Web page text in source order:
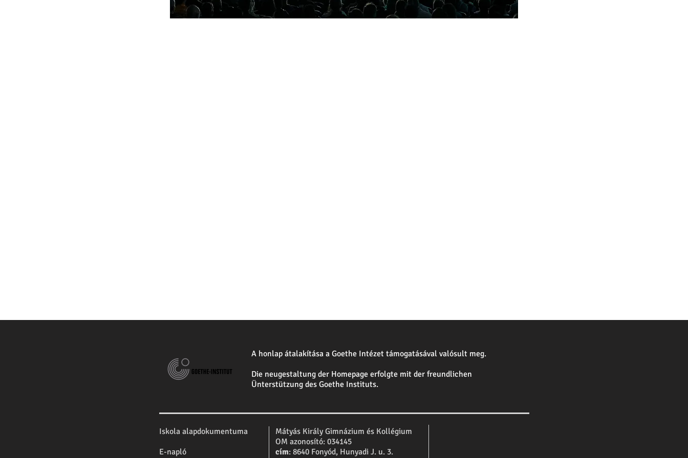
A honlap átalakítása a Goethe Intézet támogatásával valósult meg.
Die neugestaltung der Homepage erfolgte mit der freundlichen
Ünterstützung des Goethe Instituts.
Iskola alapdokumentuma
E-napló
Mátyás Király Gimnázium és Kollégium
OM azonosító: 034145
cím: 8640 Fonyód, Hunyadi J. u. 3.